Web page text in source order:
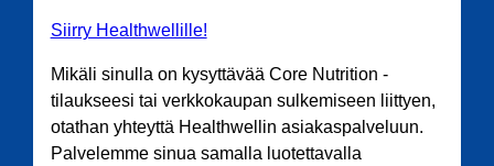
Siirry Healthwellille!
Mikäli sinulla on kysyttävää Core Nutrition -
tilaukseesi tai verkkokaupan sulkemiseen liittyen,
otathan yhteyttä Healthwellin asiakaspalveluun.
Palvelemme sinua samalla luotettavalla